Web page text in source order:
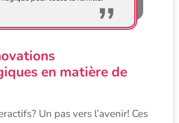
en matière de
Un pas vers l’avenir! Ces